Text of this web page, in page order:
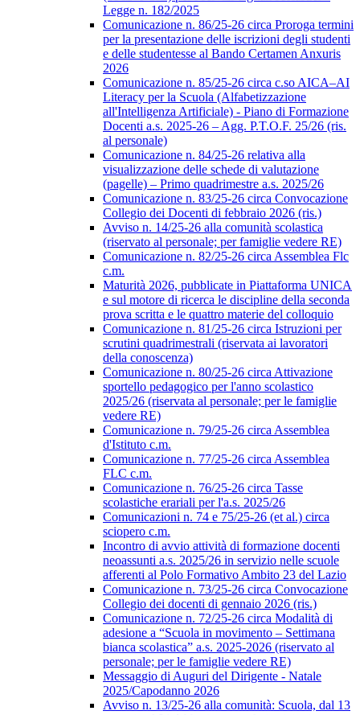
Legge n. 182/2025
Comunicazione n. 86/25-26 circa Proroga termini
per la presentazione delle iscrizioni degli studenti
e delle studentesse al Bando Certamen Anxuris
2026
Comunicazione n. 85/25-26 circa c.so AICA–AI
Literacy per la Scuola (Alfabetizzazione
all'Intelligenza Artificiale) - Piano di Formazione
Docenti a.s. 2025-26 – Agg. P.T.O.F. 25/26 (ris.
al personale)
Comunicazione n. 84/25-26 relativa alla
visualizzazione delle schede di valutazione
(pagelle) – Primo quadrimestre a.s. 2025/26
Comunicazione n. 83/25-26 circa Convocazione
Collegio dei Docenti di febbraio 2026 (ris.)
Avviso n. 14/25-26 alla comunità scolastica
(riservato al personale; per famiglie vedere RE)
Comunicazione n. 82/25-26 circa Assemblea Flc
c.m.
Maturità 2026, pubblicate in Piattaforma UNICA
e sul motore di ricerca le discipline della seconda
prova scritta e le quattro materie del colloquio
Comunicazione n. 81/25-26 circa Istruzioni per
scrutini quadrimestrali (riservata ai lavoratori
della conoscenza)
Comunicazione n. 80/25-26 circa Attivazione
sportello pedagogico per l'anno scolastico
2025/26 (riservata al personale; per le famiglie
vedere RE)
Comunicazione n. 79/25-26 circa Assemblea
d'Istituto c.m.
Comunicazione n. 77/25-26 circa Assemblea
FLC c.m.
Comunicazione n. 76/25-26 circa Tasse
scolastiche erariali per l'a.s. 2025/26
Comunicazioni n. 74 e 75/25-26 (et al.) circa
sciopero c.m.
Incontro di avvio attività di formazione docenti
neoassunti a.s. 2025/26 in servizio nelle scuole
afferenti al Polo Formativo Ambito 23 del Lazio
Comunicazione n. 73/25-26 circa Convocazione
Collegio dei docenti di gennaio 2026 (ris.)
Comunicazione n. 72/25-26 circa Modalità di
adesione a “Scuola in movimento – Settimana
bianca scolastica” a.s. 2025-2026 (riservato al
personale; per le famiglie vedere RE)
Messaggio di Auguri del Dirigente - Natale
2025/Capodanno 2026
Avviso n. 13/25-26 alla comunità: Scuola, dal 13